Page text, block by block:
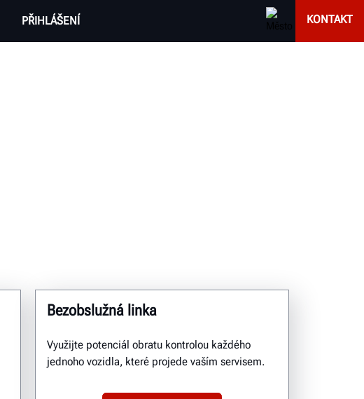
PŘIHLÁŠENÍ KONTAKT
Bezobslužná linka
Využijte potenciál obratu kontrolou každého
jednoho vozidla, které projede vaším servisem.